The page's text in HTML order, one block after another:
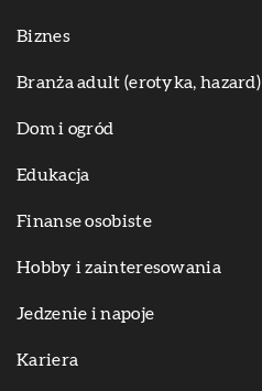
Biznes
Branża adult (erotyka, hazard)
Dom i ogród
Edukacja
Finanse osobiste
Hobby i zainteresowania
Jedzenie i napoje
Kariera